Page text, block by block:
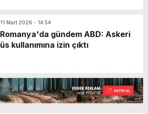
11 Mart 2026 - 14:54
Romanya'da gündem ABD: Askeri
üs kullanımına izin çıktı